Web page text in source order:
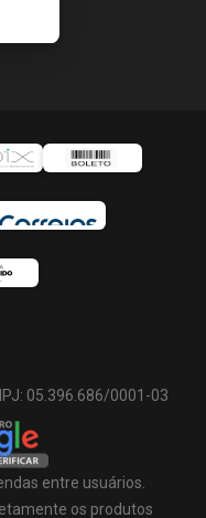
05.396.686/0001-03
entre usuários.
os produtos